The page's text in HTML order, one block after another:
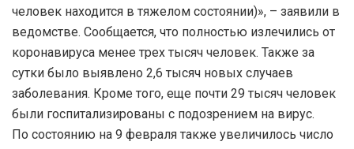
человек находится в тяжелом состоянии)», – заявили в
ведомстве. Сообщается, что полностью излечились от
коронавируса менее трех тысяч человек. Также за
сутки было выявлено 2,6 тысяч новых случаев
заболевания. Кроме того, еще почти 29 тысяч человек
были госпитализированы с подозрением на вирус.
По состоянию на 9 февраля также увеличилось число